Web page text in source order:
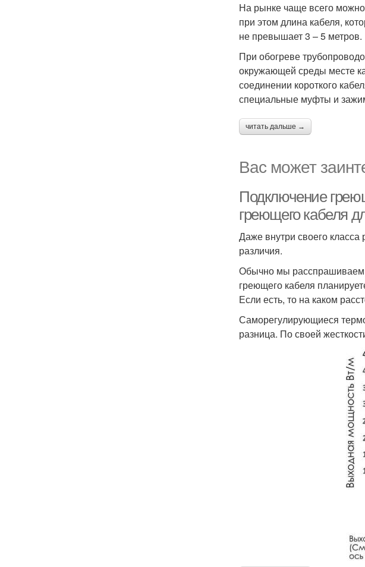
На рынке чаще всего можно
при этом длина кабеля,
не превышает 3 – 5 метров.
При обогреве
окружающей среды месте
соединении короткого
специальные муфты и
читать дальше →
Вас может
Подключение
греющего кабеля
Даже внутри своего
различия.
Обычно мы расспрашиваем,
греющего кабеля
Если есть, то на каком
Саморегулирующиеся
разница. По своей